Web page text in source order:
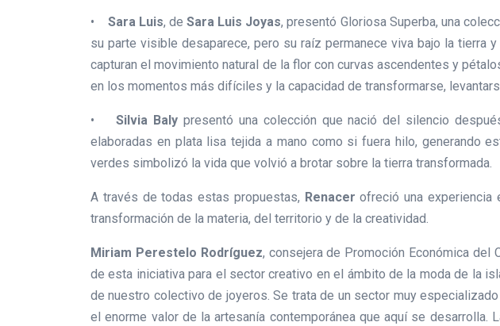
• Sara Luis, de Sara Luis Joyas, presentó Gloriosa Superba, una
su parte visible desaparece, pero su raíz permanece viva bajo la tierra
capturan el movimiento natural de la flor con curvas ascendentes y
en los momentos más difíciles y la capacidad de transformarse,
•Silvia Baly presentó una colección que nació del silencio
elaboradas en plata lisa tejida a mano como si fuera hilo, generando
verdes simbolizó la vida que volvió a brotar sobre la tierra transformada.
A través de todas estas propuestas, Renacer ofreció una experiencia
transformación de la materia, del territorio y de la creatividad.
Miriam Perestelo Rodríguez, consejera de Promoción Económica del
de esta iniciativa para el sector creativo en el ámbito de la moda de la
de nuestro colectivo de joyeros. Se trata de un sector muy
el enorme valor de la artesanía contemporánea que aquí se